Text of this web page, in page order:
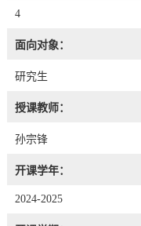
4
面向对象：
研究生
授课教师：
孙宗锋
开课学年：
2024-2025